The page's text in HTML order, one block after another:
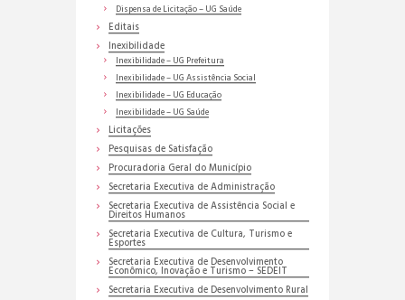
Dispensa de Licitação – UG Saúde
Editais
Inexibilidade
Inexibilidade – UG Prefeitura
Inexibilidade – UG Assistência Social
Inexibilidade – UG Educação
Inexibilidade – UG Saúde
Licitações
Pesquisas de Satisfação
Procuradoria Geral do Município
Secretaria Executiva de Administração
Secretaria Executiva de Assistência Social e
Direitos Humanos
Secretaria Executiva de Cultura, Turismo e
Esportes
Secretaria Executiva de Desenvolvimento
Econômico, Inovação e Turismo – SEDEIT
Secretaria Executiva de Desenvolvimento Rural